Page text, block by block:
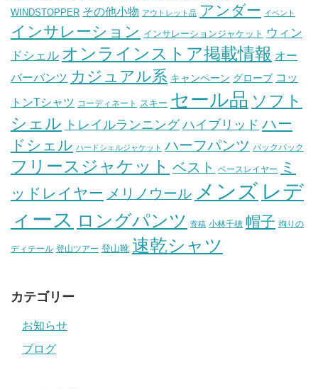
WINDSTOPPER その他小物 アウトレット品 アンダー イベント
インサレーション インサレーションジャケット ウィン
ドシェル オンラインストア掲載情報 オー
バーパンツ カジュアル系 キャンペーン グローブ コッ
トンTシャツ コーディネート スキー セール品 ソフト
シェル トレイルランニング ハイブリッド ハー
ドシェル ハードシェルジャケット ハーフパンツ バックパック
フリースジャケット ベスト ベースレイヤー
ミ
ッドレイヤー メリノウール メンズ レデ
ィース ロングパンツ 寄稿 小林千穂 帽子 拘りの
ディテール 登山ツアー 登山靴 速乾シャツ
カテゴリー
お知らせ
ブログ